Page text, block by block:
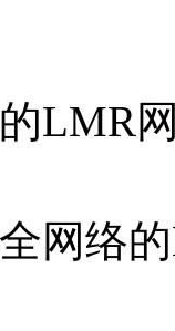
LMR
网络